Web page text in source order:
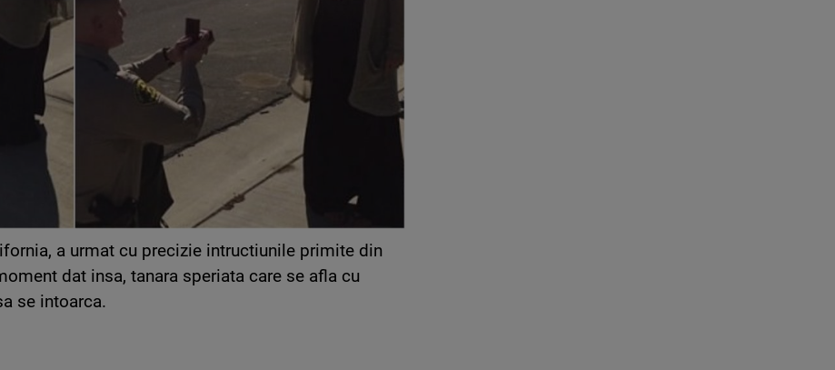
a urmat cu precizie intructiunile primite din
dat insa, tanara speriata care se afla cu
se intoarca.